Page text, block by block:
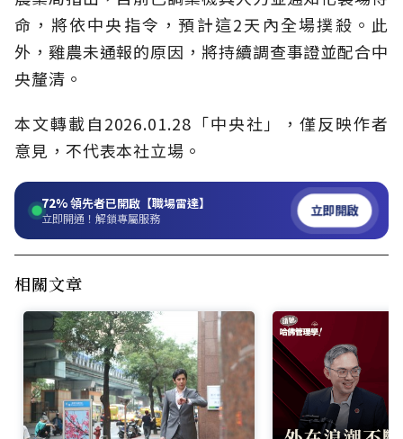
命，將依中央指令，預計這2天內全場撲殺。此
外，雞農未通報的原因，將持續調查事證並配合中
央釐清。
本文轉載自2026.01.28「中央社」，僅反映作者
意見，不代表本社立場。
72%領先者已開啟【職場雷達】
立即開通！解鎖專屬服務 立即開啟
相關文章